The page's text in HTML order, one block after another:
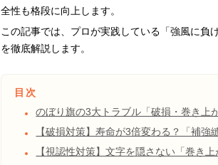
全性も格段に向上します。
この記事では、プロが実践している「強風に負
を徹底解説します。
目次
のぼり旗の3大トラブル「破損・巻き上
【破損対策】寿命が3倍変わる？「補強
【視認性対策】文字を隠さない「巻き上